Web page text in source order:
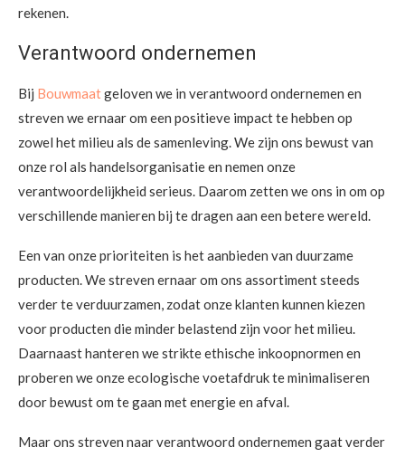
rekenen.
Verantwoord ondernemen
Bij Bouwmaatgeloven we in verantwoord ondernemen en
streven we ernaar om een positieve impact te hebben op
zowel het milieu als de samenleving. We zijn ons bewust van
onze rol als handelsorganisatie en nemen onze
verantwoordelijkheid serieus. Daarom zetten we ons in om op
verschillende manieren bij te dragen aan een betere wereld.
Een van onze prioriteiten is het aanbieden van duurzame
producten. We streven ernaar om ons assortiment steeds
verder te verduurzamen, zodat onze klanten kunnen kiezen
voor producten die minder belastend zijn voor het milieu.
Daarnaast hanteren we strikte ethische inkoopnormen en
proberen we onze ecologische voetafdruk te minimaliseren
door bewust om te gaan met energie en afval.
Maar ons streven naar verantwoord ondernemen gaat verder